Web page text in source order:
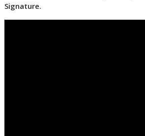
Signature.